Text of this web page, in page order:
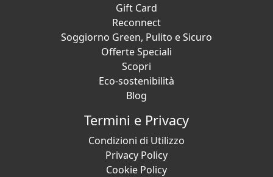
Gift Card
Reconnect
Soggiorno Green, Pulito e Sicuro
Offerte Speciali
Scopri
Eco-sostenibilità
Blog
Termini e Privacy
Condizioni di Utilizzo
Privacy Policy
Cookie Policy